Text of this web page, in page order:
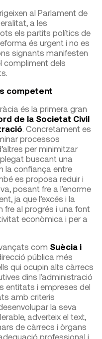
al Parlament de
a les
els partits polítics de
és urgent i no es
signants manifesten
compliment dels
competent
és la primera gran
de la Societat Civil
. Concretament es
processos
per minimitzar
buscant una
la confiança entre
es proposa reduir i
posant fre a l’enorme
ja que l’excés i la
al progrés i una font
econòmica i per a
com Suècia i
pública més
qui ocupin alts càrrecs
dins l’administració
entitats i empreses del
amb criteris
la seva
adverteix el text,
de càrrecs i òrgans
professional i